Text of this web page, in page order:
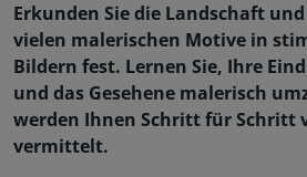
​Erkunden Sie die Landschaft
vielen malerischen Motive in
Bildern fest. Lernen Sie, Ihre
und das Gesehene malerisch
werden Ihnen Schritt für Schritt
vermittelt.​